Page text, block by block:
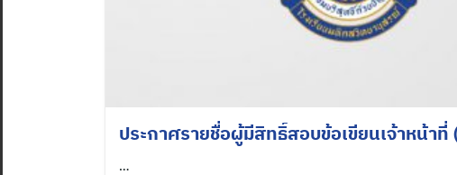
ประกาศรายชื่อผู้มีสิทธิ์สอบข้อเขียนเจ้าหน้าที่
…